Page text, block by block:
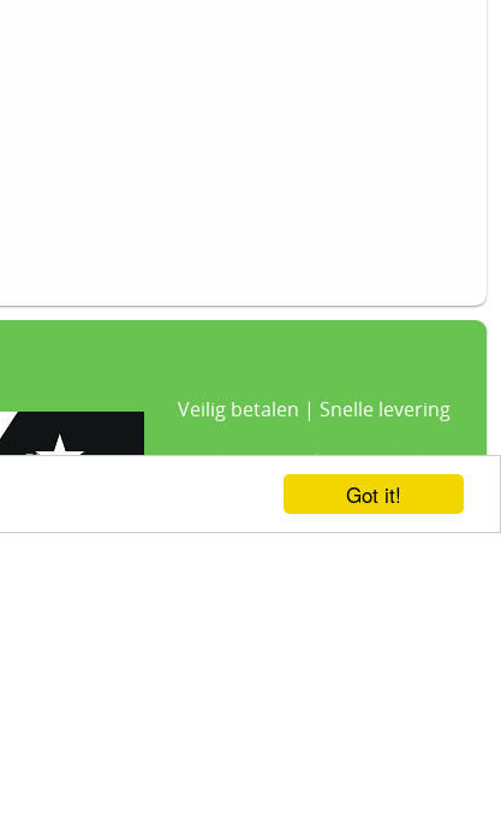
Got it!
Veilig betalen | Snelle levering
it BV| Liersebaan 157 | 2240 Zandhoven | België
+32 3 420 08 11 | ✉hallo@link-it.be
BTW: BE0648821122 | Fortis BE47 0017 8143 2480